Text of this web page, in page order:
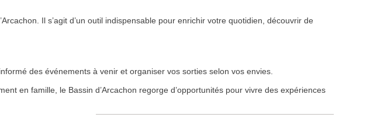
RECEVEZ
LES
Il s’agit d’un outil indispensable pour enrichir votre quotidien, découvrir de
des événements à venir et organiser vos sorties selon vos envies.
en famille, le Bassin d’Arcachon regorge d’opportunités pour vivre des expériences